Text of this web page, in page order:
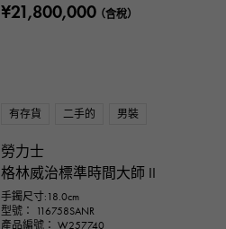
¥21,800,000（含稅）
有存貨 二手的 男裝
勞力士
格林威治標準時間大師 II
手鐲尺寸:18.0cm
型號： 116758SANR
產品編號： W257740